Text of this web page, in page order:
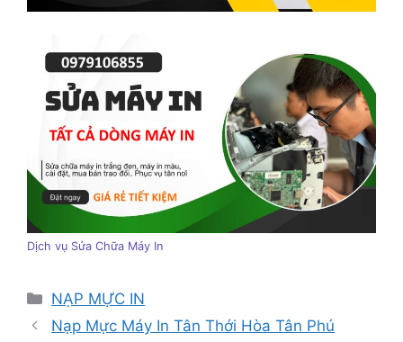
Dịch vụ Sửa Chữa Máy In
Danh
mục
NẠP MỰC IN
Nạp Mực Máy In Tân Thới Hòa Tân Phú